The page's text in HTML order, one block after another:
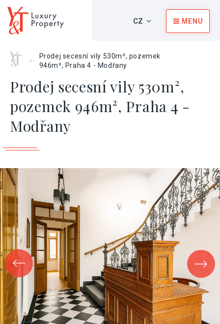
CZ MENU
Home
>
Prodej secesní vily 530m², pozemek
946m², Praha 4 - Modřany
Prodej secesní vily 530m²,
pozemek 946m², Praha 4 -
Modřany